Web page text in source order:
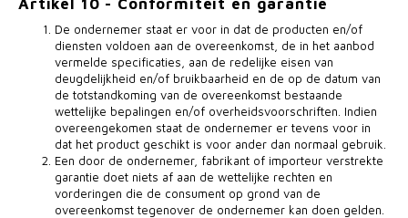
Artikel 10 - Conformiteit en garantie
De ondernemer staat er voor in dat de producten en/of
diensten voldoen aan de overeenkomst, de in het aanbod
vermelde specificaties, aan de redelijke eisen van
deugdelijkheid en/of bruikbaarheid en de op de datum van
de totstandkoming van de overeenkomst bestaande
wettelijke bepalingen en/of overheidsvoorschriften. Indien
overeengekomen staat de ondernemer er tevens voor in
dat het product geschikt is voor ander dan normaal gebruik.
Een door de ondernemer, fabrikant of importeur verstrekte
garantie doet niets af aan de wettelijke rechten en
vorderingen die de consument op grond van de
overeenkomst tegenover de ondernemer kan doen gelden.